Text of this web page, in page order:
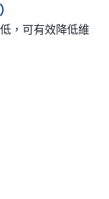
，可有效降低維